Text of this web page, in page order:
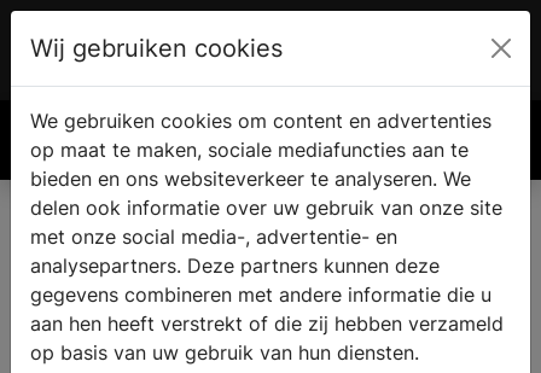
€ 0.00
Wij gebruiken cookies
We gebruiken cookies om content en advertenties
op maat te maken, sociale mediafuncties aan te
bieden en ons websiteverkeer te analyseren. We
delen ook informatie over uw gebruik van onze site
met onze social media-, advertentie- en
analysepartners. Deze partners kunnen deze
gegevens combineren met andere informatie die u
aan hen heeft verstrekt of die zij hebben verzameld
op basis van uw gebruik van hun diensten.